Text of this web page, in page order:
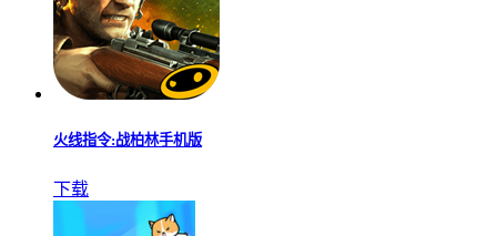
火线指令:战柏林手机版
下载